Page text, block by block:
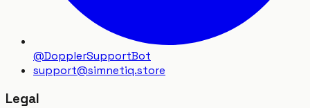
@DopplerSupportBot
support@simnetiq.store
Legal